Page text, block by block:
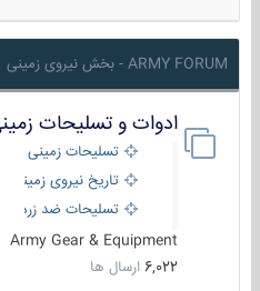
ARMY FORUM - بخش نیروی زمینی
ادوات و تسلیحات زمینی
تسلیحات زمینی
تاریخ نیروی زمینی
تسلیحات ضد زره
Army Gear & Equipment
6,022 ارسال ها